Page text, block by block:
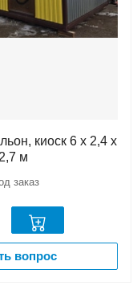
киоск 6 х 2,4 х
2,7 м
заказ
вопрос